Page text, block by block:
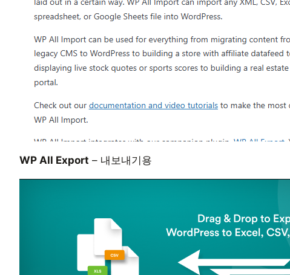
WP All Export – 내보내기용